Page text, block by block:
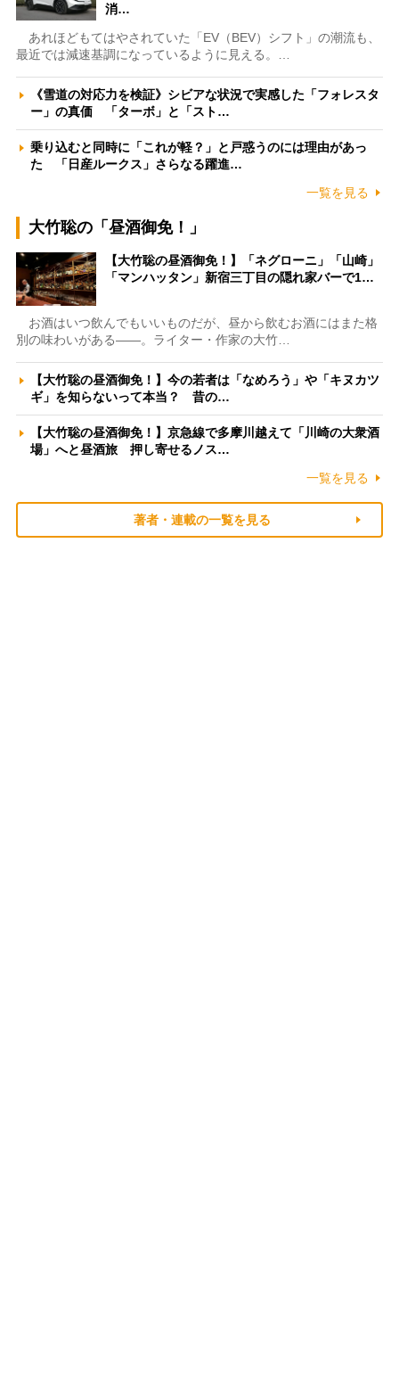
消…
あれほどもてはやされていた「EV（BEV）シフト」の潮流も、
最近では減速基調になっているように見える。…
《雪道の対応力を検証》シビアな状況で実感した「フォレスタ
ー」の真価 「ターボ」と「スト…
乗り込むと同時に「これが軽？」と戸惑うのには理由があっ
た 「日産ルークス」さらなる躍進…
一覧を見る
大竹聡の「昼酒御免！」
【大竹聡の昼酒御免！】「ネグローニ」「山崎」
「マンハッタン」新宿三丁目の隠れ家バーで1…
お酒はいつ飲んでもいいものだが、昼から飲むお酒にはまた格
別の味わいがある――。ライター・作家の大竹…
【大竹聡の昼酒御免！】今の若者は「なめろう」や「キヌカツ
ギ」を知らないって本当？ 昔の…
【大竹聡の昼酒御免！】京急線で多摩川越えて「川崎の大衆酒
場」へと昼酒旅 押し寄せるノス…
一覧を見る
著者・連載の一覧を見る